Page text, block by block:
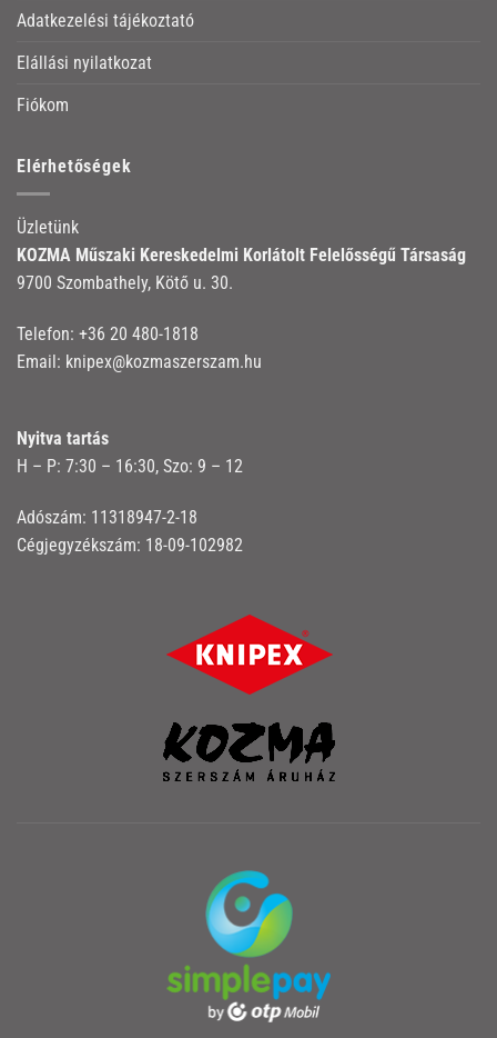
Adatkezelési tájékoztató
Elállási nyilatkozat
Fiókom
Elérhetőségek
Üzletünk
KOZMA Műszaki Kereskedelmi Korlátolt Felelősségű Társaság
9700 Szombathely, Kötő u. 30.
Telefon: +36 20 480-1818
Email: knipex@kozmaszerszam.hu
Nyitva tartás
H – P: 7:30 – 16:30, Szo: 9 – 12
Adószám: 11318947-2-18
Cégjegyzékszám: 18-09-102982